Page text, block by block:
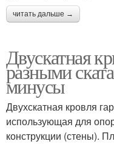
читать дальше →
Двускатная
разными
минусы
Двухскатная кровля
использующая для
конструкции (стены).